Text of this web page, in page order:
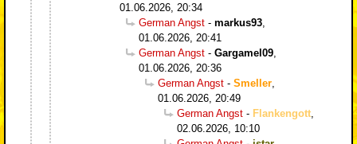
01.06.2026, 20:34
German Angst - markus93,
01.06.2026, 20:41
German Angst - Gargamel09,
01.06.2026, 20:36
German Angst - Smeller,
01.06.2026, 20:49
German Angst - Flankengott,
02.06.2026, 10:10